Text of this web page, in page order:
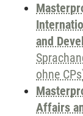
and
ohne
Affairs